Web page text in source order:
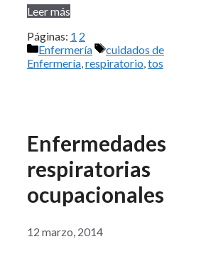
Leer más
Páginas: 1 2
Categorías
Enfermería Etiquetas
cuidados de
Enfermería,respiratorio,tos
Enfermedades
respiratorias
ocupacionales
12 marzo, 2014